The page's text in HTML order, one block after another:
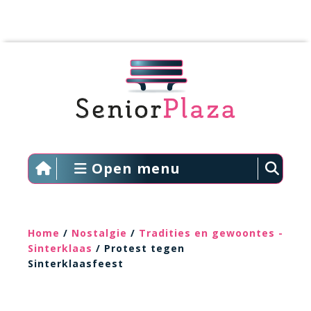
Open menu
Home / Nostalgie / Tradities en gewoontes -
Sinterklaas / Protest tegen
Sinterklaasfeest